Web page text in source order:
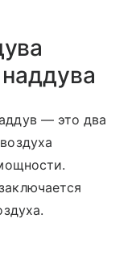
— это два